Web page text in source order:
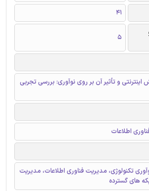
41
5
اینترنتی و تأثیر آن بر روی نوآوری: بررسی تجربی
اطلاعات
تکنولوژی، مدیریت فناوری اطلاعات، مدیریت
های گسترده